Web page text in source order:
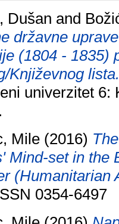
Dušan and
državne
(1804 - 1835)
Književnog
univerzitet 6:
Mile (2016)
Mind-set in the
(Humanitarian
0354-6497